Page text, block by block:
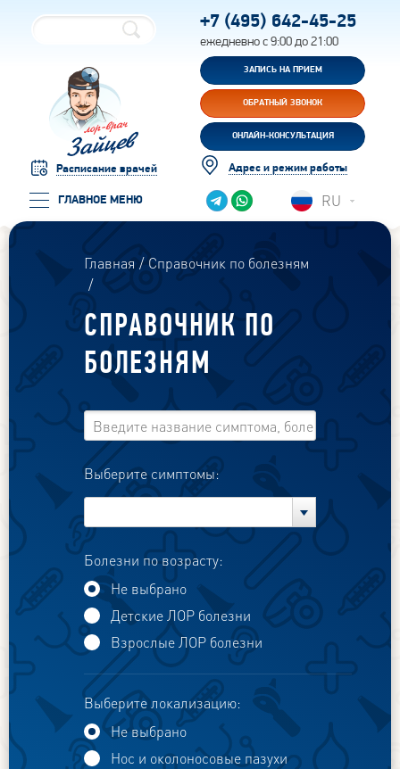
Расписание врачей
ГЛАВНОЕ МЕНЮ
+7 (495) 642-45-25
ежедневно с 9:00 до 21:00
ЗАПИСЬ НА ПРИЕМ
ОБРАТНЫЙ ЗВОНОК
ОНЛАЙН-КОНСУЛЬТАЦИЯ
Адрес и режим работы
RU
Главная Справочник по болезням
СПРАВОЧНИК ПО
БОЛЕЗНЯМ
Выберите симптомы:
Болезни по возрасту:
Не выбрано
Детские ЛОР болезни
Взрослые ЛОР болезни
Выберите локализацию:
Не выбрано
Нос и околоносовые пазухи